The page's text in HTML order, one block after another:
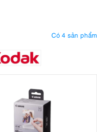
Có 4 sản phẩm